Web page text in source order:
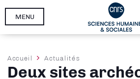
Aller
MENU
Fil
d'Ariane
Accueil Actualités
Deux sites